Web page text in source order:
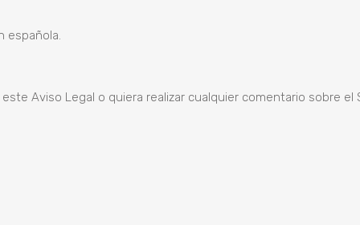
española.
Aviso Legal o quiera realizar cualquier comentario sobre